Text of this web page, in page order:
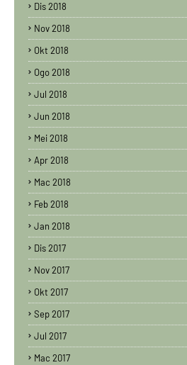
Dis 2018
Nov 2018
Okt 2018
Ogo 2018
Jul 2018
Jun 2018
Mei 2018
Apr 2018
Mac 2018
Feb 2018
Jan 2018
Dis 2017
Nov 2017
Okt 2017
Sep 2017
Jul 2017
Mac 2017